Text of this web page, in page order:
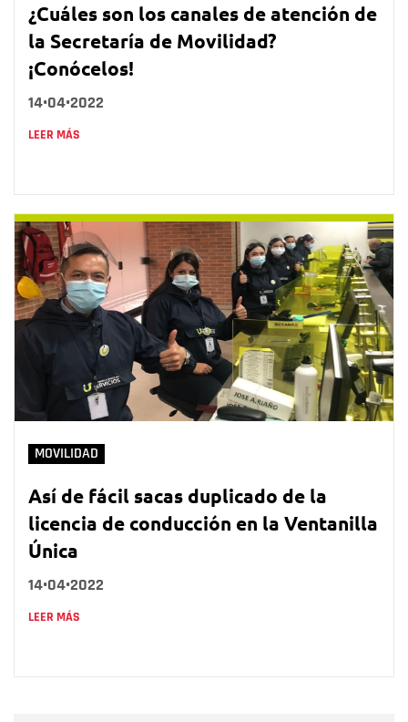
¿Cuáles son los canales de atención de
la Secretaría de Movilidad?
¡Conócelos!
14•04•2022
LEER MÁS
MOVILIDAD
Así de fácil sacas duplicado de la
licencia de conducción en la Ventanilla
Única
14•04•2022
LEER MÁS